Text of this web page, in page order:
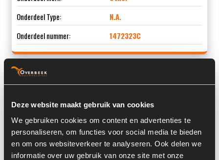
Deze website maakt gebruik van cookies
We gebruiken cookies om content en advertenties te
personaliseren, om functies voor social media te bieden
en om ons websiteverkeer te analyseren. Ook delen we
informatie over uw gebruik van onze site met onze
Onderdeel Type:
N.A.
Onderdeel nummer:
1472323C
Locatie:
Serienummer:
1472 323C
Past op de volgende machines: